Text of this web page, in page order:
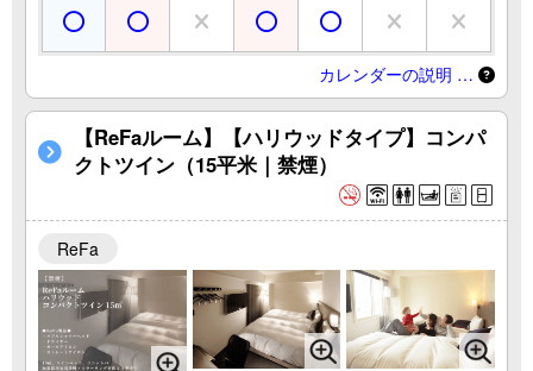
カレンダーの説明 …
【ReFaルーム】【ハリウッドタイプ】コンパ
クトツイン（15平米｜禁煙）
ReFa